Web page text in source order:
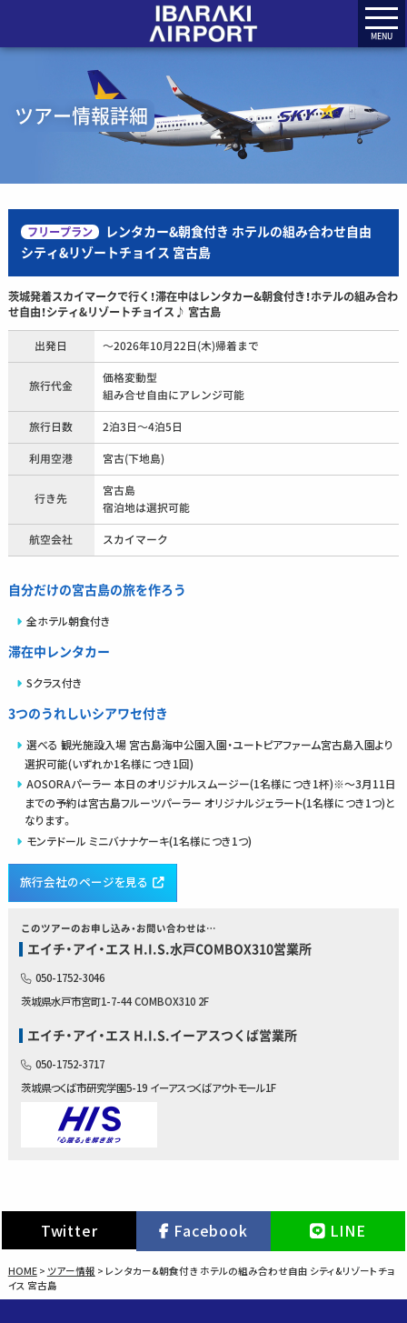
MENU
ツアー情報詳細
フリープラン
レンタカー&朝食付き ホテルの組み合わせ自由
シティ&リゾートチョイス 宮古島
茨城発着スカイマークで行く！滞在中はレンタカー&朝食付き！ホテルの組み合わ
せ自由！シティ&リゾートチョイス♪ 宮古島
出発日 ～2026年10月22日(木)帰着まで
旅行代金
価格変動型
組み合せ自由にアレンジ可能
旅行日数 2泊3日～4泊5日
利用空港 宮古(下地島)
行き先
宮古島
宿泊地は選択可能
航空会社 スカイマーク
自分だけの宮古島の旅を作ろう
全ホテル朝食付き
滞在中レンタカー
Sクラス付き
3つのうれしいシアワセ付き
選べる 観光施設入場 宮古島海中公園入園・ユートピアファーム宮古島入園より
選択可能(いずれか1名様につき1回)
AOSORAパーラー 本日のオリジナルスムージー(1名様につき1杯)※～3月11日
までの予約は宮古島フルーツパーラー オリジナルジェラート(1名様につき1つ)と
なります。
モンテドール ミニバナナケーキ(1名様につき1つ)
旅行会社のページを見る
このツアーのお申し込み・お問い合わせは…
エイチ・アイ・エス H.I.S.水戸COMBOX310営業所
050-1752-3046
茨城県水戸市宮町1-7-44 COMBOX310 2F
エイチ・アイ・エス H.I.S.イーアスつくば営業所
050-1752-3717
茨城県つくば市研究学園5-19 イーアスつくばアウトモール1F
Twitter Facebook LINE
HOME> ツアー情報 > レンタカー&朝食付き ホテルの組み合わせ自由 シティ&リゾートチョ
イス 宮古島